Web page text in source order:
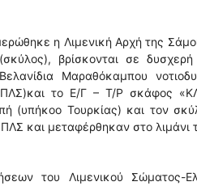
η Λιμενική Αρχή της
βρίσκονται σε
Μαραθόκαμπου
το Ε/Γ – Τ/Ρ σκάφος
(υπήκοο Τουρκίας) και τον
και μεταφέρθηκαν στο
του Λιμενικού Σώματος-